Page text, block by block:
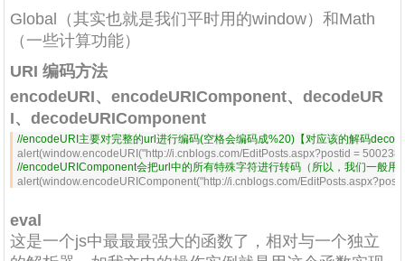
Global（其实也就是我们平时用的window）和Math
（一些计算功能）
URI 编码方法
encodeURI、encodeURIComponent、decodeUR
I、decodeURIComponent
//encodeURI主要对完整的url进行编码(空格会编码成%20)【对应该的解码
alert(window.encodeURI("http://i.cnblogs.com/EditPosts.aspx?postid =
//encodeURIComponent会把url中的所有特殊字符进行转码（所以，我们一般
alert(window.encodeURIComponent("http://i.cnblogs.com/
eval
这是一个js中最最最强大的函数了，相对与一个独立